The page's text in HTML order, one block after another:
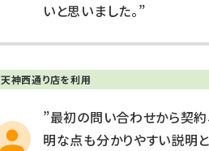
いと思いました。”
天神西通り店を利用
”最初の問い合わせから契約
明な点も分かりやすい説明